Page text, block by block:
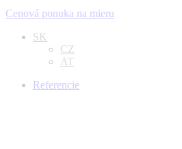
Cenová ponuka na mieru
SK
CZ
AT
Referencie